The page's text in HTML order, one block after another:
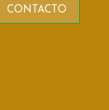
CONTACTO